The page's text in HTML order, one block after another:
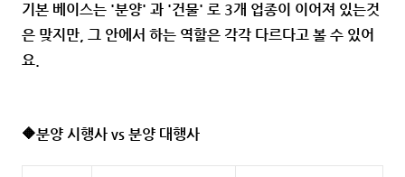
기본 베이스는 '분양' 과 '건물' 로 3개 업종이 이어져 있는것
은 맞지만, 그 안에서 하는 역할은 각각 다르다고 볼 수 있어
요.
🔶분양 시행사 vs 분양 대행사